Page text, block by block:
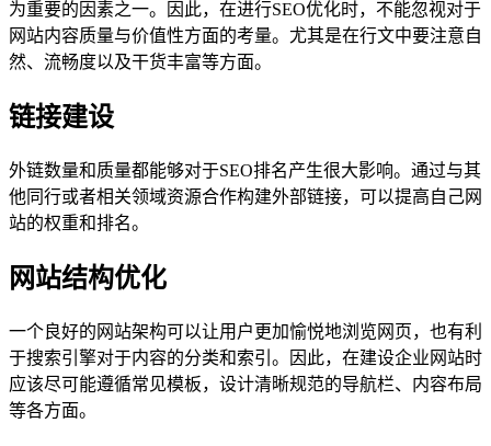
为重要的因素之一。因此，在进行SEO优化时，不能忽视对于
网站内容质量与价值性方面的考量。尤其是在行文中要注意自
然、流畅度以及干货丰富等方面。
链接建设
外链数量和质量都能够对于SEO排名产生很大影响。通过与其
他同行或者相关领域资源合作构建外部链接，可以提高自己网
站的权重和排名。
网站结构优化
一个良好的网站架构可以让用户更加愉悦地浏览网页，也有利
于搜索引擎对于内容的分类和索引。因此，在建设企业网站时
应该尽可能遵循常见模板，设计清晰规范的导航栏、内容布局
等各方面。